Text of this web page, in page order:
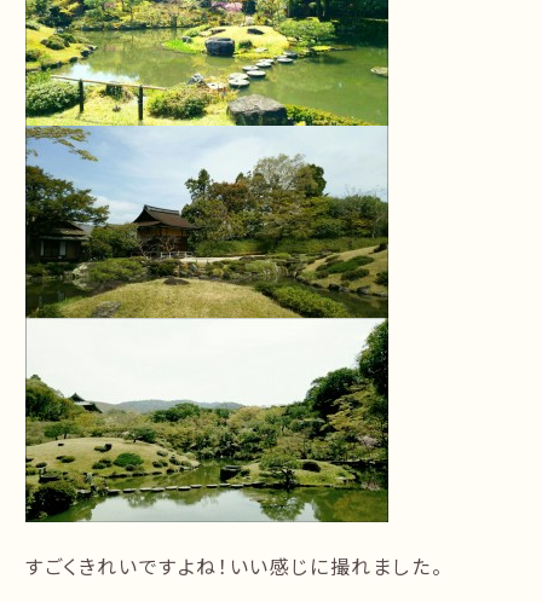
すごくきれいですよね！いい感じに撮れました。